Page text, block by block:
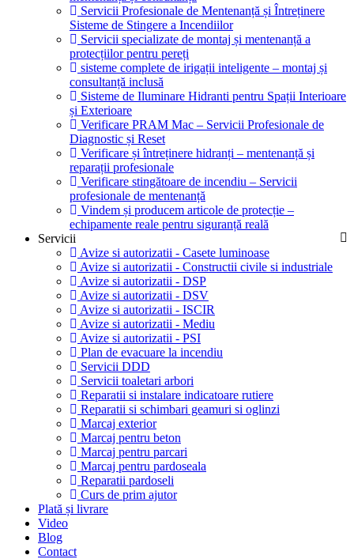
Servicii Profesionale de Mentenanță și Întreținere
Sisteme de Stingere a Incendiilor
Servicii specializate de montaj și mentenanță a
protecțiilor pentru pereți
sisteme complete de irigații inteligente – montaj și
consultanță inclusă
Sisteme de Iluminare Hidranti pentru Spații Interioare
și Exterioare
Verificare PRAM Mac – Servicii Profesionale de
Diagnostic și Reset
Verificare și întreținere hidranți – mentenanță și
reparații profesionale
Verificare stingătoare de incendiu – Servicii
profesionale de mentenanță
Vindem și producem articole de protecție –
echipamente reale pentru siguranță reală
Servicii
Avize si autorizatii - Casete luminoase
Avize si autorizatii - Constructii civile si industriale
Avize si autorizatii - DSP
Avize si autorizatii - DSV
Avize si autorizatii - ISCIR
Avize si autorizatii - Mediu
Avize si autorizatii - PSI
Plan de evacuare la incendiu
Servicii DDD
Servicii toaletari arbori
Reparatii si instalare indicatoare rutiere
Reparatii si schimbari geamuri si oglinzi
Marcaj exterior
Marcaj pentru beton
Marcaj pentru parcari
Marcaj pentru pardoseala
Reparatii pardoseli
Curs de prim ajutor
Plată și livrare
Video
Blog
Contact